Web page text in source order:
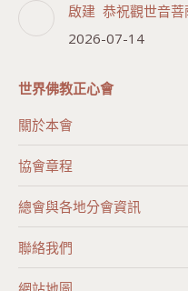
啟建 恭祝觀世音
2026-07-14
世界佛教正心會
關於本會
協會章程
總會與各地分會資訊
聯絡我們